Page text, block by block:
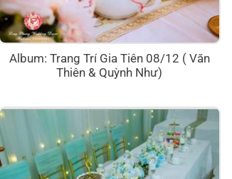
Album: Trang Trí Gia Tiên 08/12 ( Văn
Thiên & Quỳnh Như)